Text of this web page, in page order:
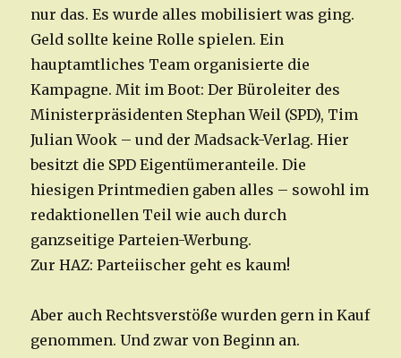
nur das. Es wurde alles mobilisiert was ging.
Geld sollte keine Rolle spielen. Ein
hauptamtliches Team organisierte die
Kampagne. Mit im Boot: Der Büroleiter des
Ministerpräsidenten Stephan Weil (SPD), Tim
Julian Wook – und der Madsack-Verlag. Hier
besitzt die SPD Eigentümeranteile. Die
hiesigen Printmedien gaben alles – sowohl im
redaktionellen Teil wie auch durch
ganzseitige Parteien-Werbung.
Zur HAZ: Parteiischer geht es kaum!
Aber auch Rechtsverstöße wurden gern in Kauf
genommen. Und zwar von Beginn an.